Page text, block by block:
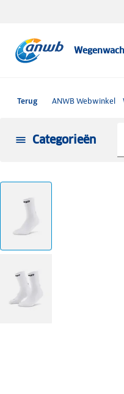
Terug ANWB Webwinkel
Categorieën